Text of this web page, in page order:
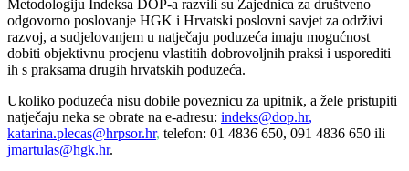
Metodologiju Indeksa DOP-a razvili su Zajednica za društveno
odgovorno poslovanje HGK i Hrvatski poslovni savjet za održivi
razvoj, a sudjelovanjem u natječaju poduzeća imaju mogućnost
dobiti objektivnu procjenu vlastitih dobrovoljnih praksi i usporediti
ih s praksama drugih hrvatskih poduzeća.
Ukoliko poduzeća nisu dobile poveznicu za upitnik, a žele pristupiti
natječaju neka se obrate na e-adresu: indeks@dop.hr,
katarina.plecas@hrpsor.hr, telefon: 01 4836 650, 091 4836 650 ili
jmartulas@hgk.hr.